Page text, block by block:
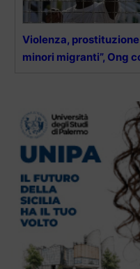
Violenza,
minori migranti”, Ong